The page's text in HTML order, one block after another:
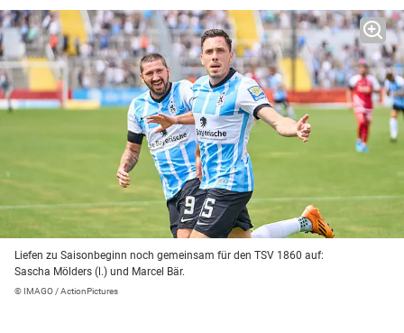
Liefen zu Saisonbeginn noch gemeinsam für den TSV 1860 auf:
Sascha Mölders (l.) und Marcel Bär.
© IMAGO / ActionPictures